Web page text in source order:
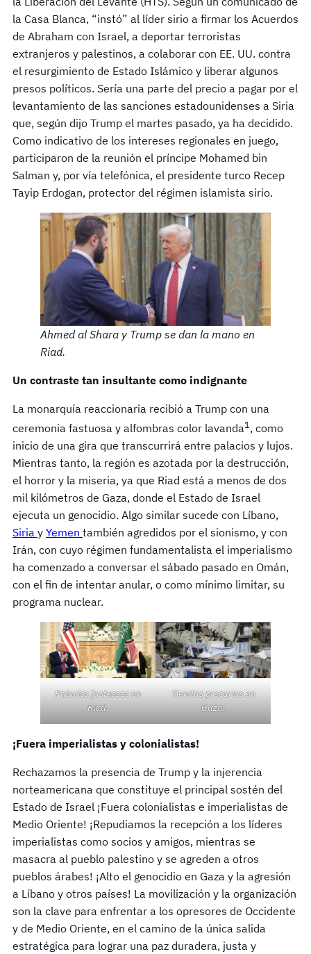
la Casa Blanca, “instó” al líder sirio a firmar los Acuerdos
de Abraham con Israel, a deportar terroristas
extranjeros y palestinos, a colaborar con EE. UU. contra
el resurgimiento de Estado Islámico y liberar algunos
presos políticos. Sería una parte del precio a pagar por el
levantamiento de las sanciones estadounidenses a Siria
que, según dijo Trump el martes pasado, ya ha decidido.
Como indicativo de los intereses regionales en juego,
participaron de la reunión el príncipe Mohamed bin
Salman y, por vía telefónica, el presidente turco Recep
Tayip Erdogan, protector del régimen islamista sirio.
Ahmed al Shara y Trump se dan la mano en
Riad.
Un contraste tan insultante como indignante
La monarquía reaccionaria recibió a Trump con una
ceremonia fastuosa y alfombras color lavanda1, como
inicio de una gira que transcurrirá entre palacios y lujos.
Mientras tanto, la región es azotada por la destrucción,
el horror y la miseria, ya que Riad está a menos de dos
mil kilómetros de Gaza, donde el Estado de Israel
ejecuta un genocidio. Algo similar sucede con Líbano,
Siria y Yemen también agredidos por el sionismo, y con
Irán, con cuyo régimen fundamentalista el imperialismo
ha comenzado a conversar el sábado pasado en Omán,
con el fin de intentar anular, o como mínimo limitar, su
programa nuclear.
Palacios fastuosos en
Riad.
Tiendas precarias en
Gaza.
¡Fuera imperialistas y colonialistas!
Rechazamos la presencia de Trump y la injerencia
norteamericana que constituye el principal sostén del
Estado de Israel ¡Fuera colonialistas e imperialistas de
Medio Oriente! ¡Repudiamos la recepción a los líderes
imperialistas como socios y amigos, mientras se
masacra al pueblo palestino y se agreden a otros
pueblos árabes! ¡Alto el genocidio en Gaza y la agresión
a Líbano y otros países! La movilización y la organización
son la clave para enfrentar a los opresores de Occidente
y de Medio Oriente, en el camino de la única salida
estratégica para lograr una paz duradera, justa y